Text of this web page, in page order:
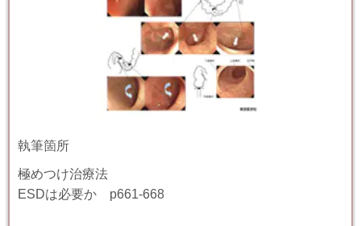
執筆箇所
極めつけ治療法
ESDは必要か p661-668